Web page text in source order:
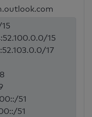
15
17
51
51